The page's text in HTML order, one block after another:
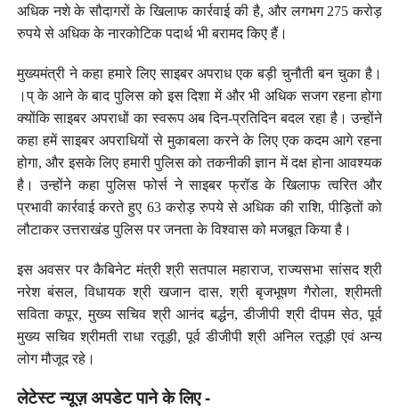
अधिक नशे के सौदागरों के खिलाफ कार्रवाई की है, और लगभग 275 करोड़
रुपये से अधिक के नारकोटिक पदार्थ भी बरामद किए हैं।
मुख्यमंत्री ने कहा हमारे लिए साइबर अपराध एक बड़ी चुनौती बन चुका है।
।प् के आने के बाद पुलिस को इस दिशा में और भी अधिक सजग रहना होगा
क्योंकि साइबर अपराधों का स्वरूप अब दिन-प्रतिदिन बदल रहा है। उन्होंने
कहा हमें साइबर अपराधियों से मुकाबला करने के लिए एक कदम आगे रहना
होगा, और इसके लिए हमारी पुलिस को तकनीकी ज्ञान में दक्ष होना आवश्यक
है। उन्होंने कहा पुलिस फोर्स ने साइबर फ्रॉड के खिलाफ त्वरित और
प्रभावी कार्रवाई करते हुए 63 करोड़ रुपये से अधिक की राशि, पीड़ितों को
लौटाकर उत्तराखंड पुलिस पर जनता के विश्वास को मजबूत किया है।
इस अवसर पर कैबिनेट मंत्री श्री सतपाल महाराज, राज्यसभा सांसद श्री
नरेश बंसल, विधायक श्री खजान दास, श्री बृजभूषण गैरोला, श्रीमती
सविता कपूर, मुख्य सचिव श्री आनंद बर्द्धन, डीजीपी श्री दीपम सेठ, पूर्व
मुख्य सचिव श्रीमती राधा रतूड़ी, पूर्व डीजीपी श्री अनिल रतूड़ी एवं अन्य
लोग मौजूद रहे।
लेटेस्ट न्यूज़ अपडेट पाने के लिए -